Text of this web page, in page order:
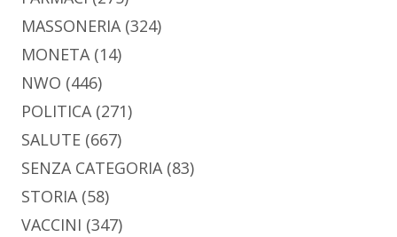
MASSONERIA(324)
MONETA(14)
NWO (446)
POLITICA(271)
SALUTE (667)
SENZA CATEGORIA(83)
STORIA(58)
VACCINI (347)